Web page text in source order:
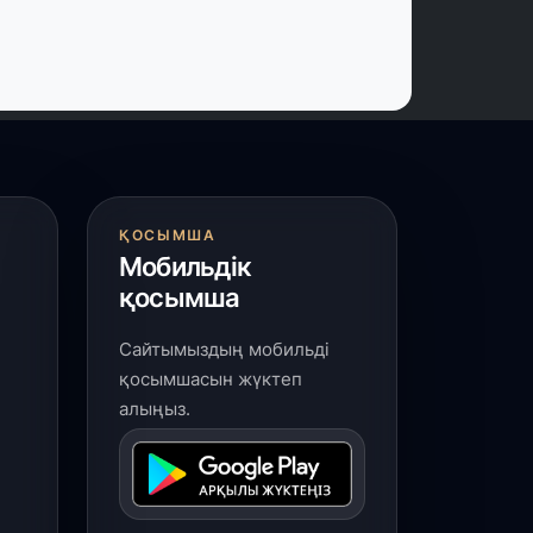
партиясының өңірлік сапары
жетті
ауданында талантты
көп»
трамвайлар Павлодар
«Әділетті болашақ»
таныстырады
ҚОСЫМША
Мобильдік
қосымша
Сайтымыздың мобильді
қосымшасын жүктеп
алыңыз.